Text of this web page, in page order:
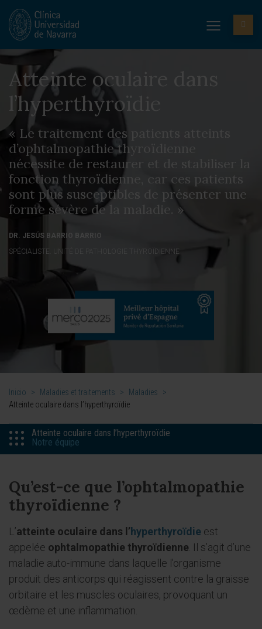
Atteinte oculaire dans
l’hyperthyroïdie
« Le traitement des patients atteints
d’ophtalmopathie thyroïdienne
nécessite de restaurer et de stabiliser la
fonction thyroïdienne, car ces patients
sont plus susceptibles de présenter une
forme sévère de la maladie. »
DR. JESÚS BARRIO BARRIO
SPÉCIALISTE. UNITÉ DE PATHOLOGIE THYROÏDIENNE
Inicio > Maladies et traitements > Maladies
>
Atteinte oculaire dans l’hyperthyroïdie
Atteinte oculaire dans l’hyperthyroïdie
Notre équipe
Qu’est-ce que l’ophtalmopathie
thyroïdienne ?
L’atteinte oculaire dans l’ hyperthyroïdie est
appelée ophtalmopathie thyroïdienne. Il s’agit d’une
maladie auto-immune dans laquelle l’organisme
produit des anticorps qui réagissent contre la graisse
orbitaire et les muscles oculaires, provoquant un
œdème et une inflammation.